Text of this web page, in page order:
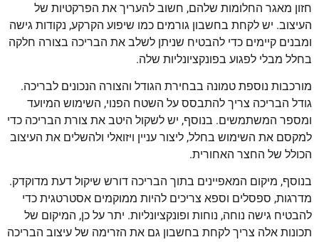
חזון מאגר החלומות שלהם, חשוב להעריך את הפרקטיות של
העיצוב. יש לקחת בחשבון גורמים כמו שיפוע הקרקע, נקודות גישה
ומבנים קיימים כדי להבטיח שניתן לשלב את הבריכה בצורה חלקה
בחלל מבלי לפגוע בפונקציונליות שלה.
מורכבות נוספת טמונה בבחירת הגודל והצורה הנכונים לבריכה.
גודל הבריכה צריך להתבסס על השטח הפנוי, השימוש המיועד
ומספר המשתמשים. בנוסף, יש לשקול היטב את צורת הבריכה כדי
למקסם את השימוש בחלל, ליצור עניין ויזואלי ולהשלים את העיצוב
הכולל של החצר האחורית.
בנוסף, מיקום המאפיינים בתוך הבריכה דורש שיקול דעת מדוקדק.
מדרגות, ספסלים וספא צריכים להיות ממוקמים אסטרטגית כדי
להבטיח גישה נוחה, נוחות ופונקציונליות. יתר על כן, המיקום של
תכונות אלה צריך לקחת בחשבון גם את הזרימה של עיצוב הבריכה